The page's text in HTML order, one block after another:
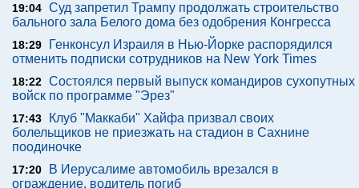
19:04 Суд запретил Трампу продолжать строительство
бального зала Белого дома без одобрения Конгресса
18:29
Генконсул Израиля в Нью-Йорке распорядился
отменить подписки сотрудников на New York Times
18:22 Состоялся первый выпуск командиров сухопутных
войск по программе "Эрез"
17:43
Клуб "Маккаби" Хайфа призвал своих
болельщиков не приезжать на стадион в Сахнине
поодиночке
17:20
В Иерусалиме автомобиль врезался в
ограждение, водитель погиб